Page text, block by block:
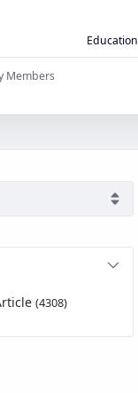
Education
Members
جستجو -
(4308)